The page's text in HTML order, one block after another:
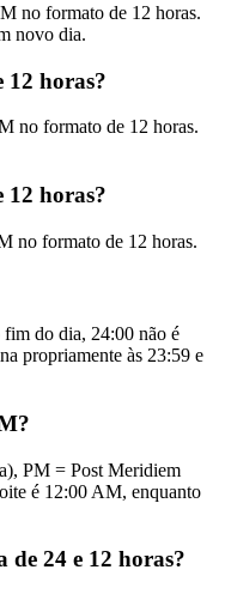
no formato de 12 horas.
novo dia.
12 horas?
no formato de 12 horas.
12 horas?
no formato de 12 horas.
fim do dia, 24:00 não é
propriamente às 23:59 e
PM = Post Meridiem
é 12:00 AM, enquanto
de 24 e 12 horas?